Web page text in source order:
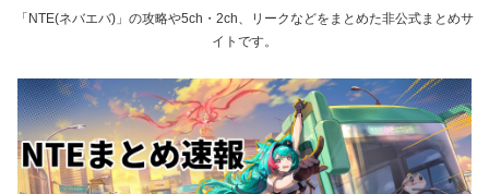
「NTE(ネバエバ)」の攻略や5ch・2ch、リークなどをまとめた非公式まとめサ
イトです。